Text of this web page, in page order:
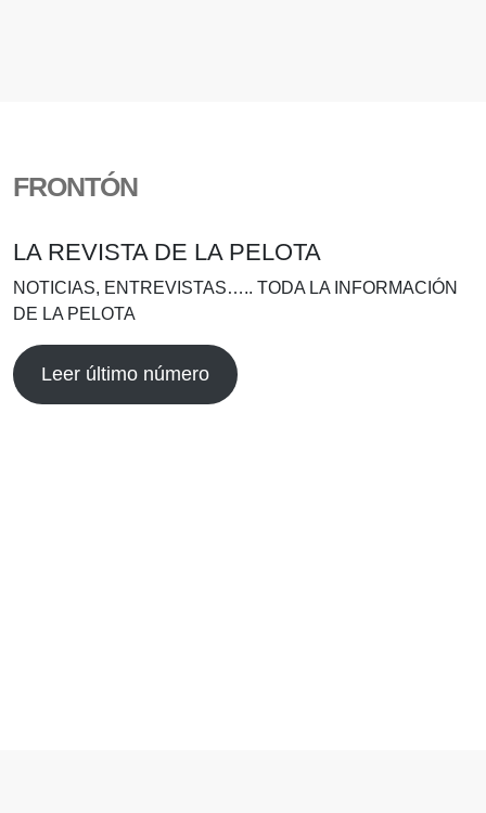
FRONTÓN
LA REVISTA DE LA PELOTA
NOTICIAS, ENTREVISTAS….. TODA LA INFORMACIÓN
DE LA PELOTA
Leer último número